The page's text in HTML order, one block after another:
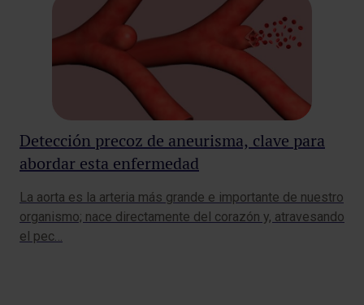
Detección precoz de aneurisma, clave para
abordar esta enfermedad
La aorta es la arteria más grande e importante de nuestro
organismo; nace directamente del corazón y, atravesando
el pec…